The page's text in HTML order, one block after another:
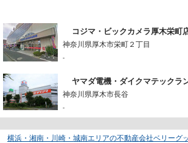
コジマ・ビックカメラ厚木栄町
神奈川県厚木市栄町２丁目
-
ヤマダ電機・ダイクマテックラ
神奈川県厚木市長谷
-
横浜・湘南・川崎・城南エリアの不動産会社ベリーグ